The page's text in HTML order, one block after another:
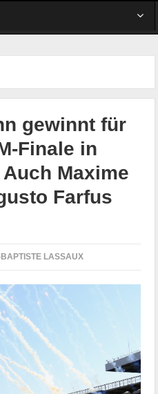
gewinnt für
Finale in
Maxime
Farfus
LASSAUX